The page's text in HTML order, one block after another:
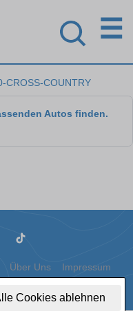
Cookies ablehnen
☰
CROSS-COUNTRY
Autos finden.
Über Uns Impressum